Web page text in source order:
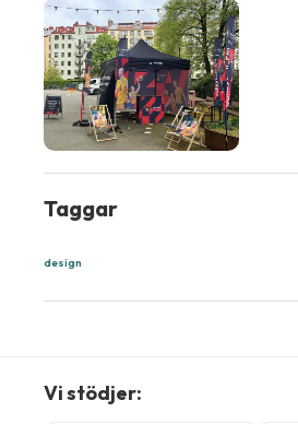
Taggar
design
Vi stödjer: